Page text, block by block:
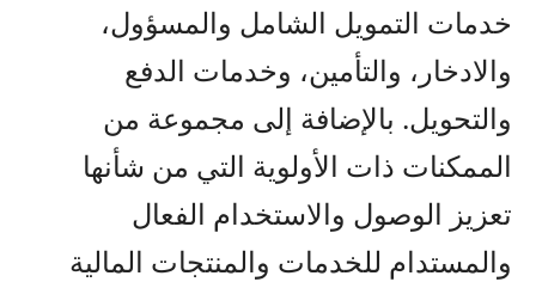
خدمات التمويل الشامل والمسؤول،
والادخار، والتأمين، وخدمات الدفع
والتحويل. بالإضافة إلى مجموعة من
الممكنات ذات الأولوية التي من شأنها
تعزيز الوصول والاستخدام الفعال
والمستدام للخدمات والمنتجات المالية